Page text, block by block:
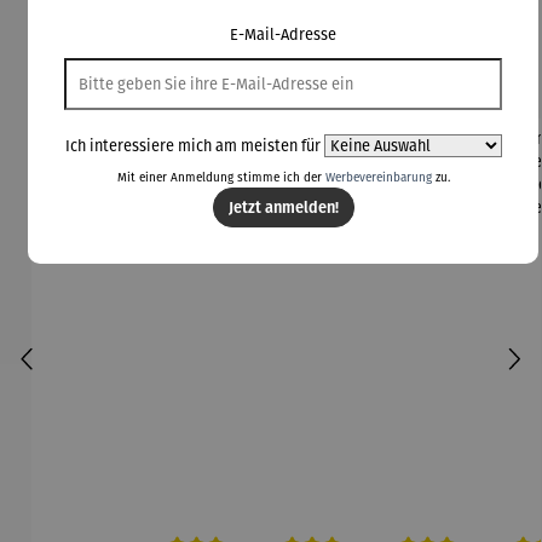
Kunden kauften auch
E-Mail-Adresse
Ich interessiere mich am meisten für
Mit einer Anmeldung stimme ich der Werbevereinbarungzu.
Jetzt anmelden!